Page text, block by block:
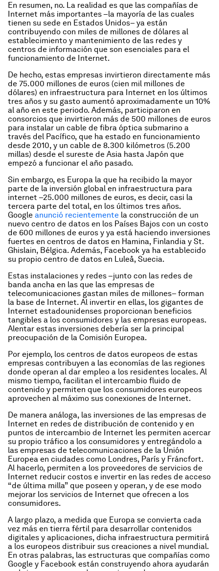
En resumen, no. La realidad es que las compañías de
Internet más importantes –la mayoría de las cuales
tienen su sede en Estados Unidos– ya están
contribuyendo con miles de millones de dólares al
establecimiento y mantenimiento de las redes y
centros de información que son esenciales para el
funcionamiento de Internet.
De hecho, estas empresas invirtieron directamente más
de 75.000 millones de euros (cien mil millones de
dólares) en infraestructura para Internet en los últimos
tres años y su gasto aumentó aproximadamente un 10%
al año en este periodo. Además, participaron en
consorcios que invirtieron más de 500 millones de euros
para instalar un cable de fibra óptica submarino a
través del Pacífico, que ha estado en funcionamiento
desde 2010, y un cable de 8.300 kilómetros (5.200
millas) desde el sureste de Asia hasta Japón que
empezó a funcionar el año pasado.
Sin embargo, es Europa la que ha recibido la mayor
parte de la inversión global en infraestructura para
internet –25.000 millones de euros, es decir, casi la
tercera parte del total, en los últimos tres años.
Google anunció recientemente la construcción de un
nuevo centro de datos en los Países Bajos con un costo
de 600 millones de euros y ya está haciendo inversiones
fuertes en centros de datos en Hamina, Finlandia y St.
Ghislain, Bélgica. Además, Facebook ya ha establecido
su propio centro de datos en Luleå, Suecia.
Estas instalaciones y redes –junto con las redes de
banda ancha en las que las empresas de
telecomunicaciones gastan miles de millones– forman
la base de Internet. Al invertir en ellas, los gigantes de
Internet estadounidenses proporcionan beneficios
tangibles a los consumidores y las empresas europeas.
Alentar estas inversiones debería ser la principal
preocupación de la Comisión Europea.
Por ejemplo, los centros de datos europeos de estas
empresas contribuyen a las economías de las regiones
donde operan al dar empleo a los residentes locales. Al
mismo tiempo, facilitan el intercambio fluido de
contenido y permiten que los consumidores europeos
aprovechen al máximo sus conexiones de Internet.
De manera análoga, las inversiones de las empresas de
Internet en redes de distribución de contenido y en
puntos de intercambio de Internet les permiten acercar
su propio tráfico a los consumidores y entregándolo a
las empresas de telecomunicaciones de la Unión
Europea en ciudades como Londres, París y Fráncfort.
Al hacerlo, permiten a los proveedores de servicios de
Internet reducir costos e invertir en las redes de acceso
“de última milla” que poseen y operan, y de ese modo
mejorar los servicios de Internet que ofrecen a los
consumidores.
A largo plazo, a medida que Europa se convierta cada
vez más en tierra fértil para desarrollar contenidos
digitales y aplicaciones, dicha infraestructura permitirá
a los europeos distribuir sus creaciones a nivel mundial.
En otras palabras, las estructuras que compañías como
Google y Facebook están construyendo ahora ayudarán